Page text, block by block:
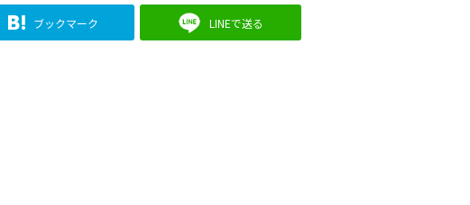
ブックマーク LINEで送る